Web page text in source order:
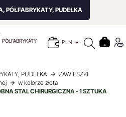
PÓŁFABRYKATY, PUDEŁKA
PÓŁFABRYKATY PLN
PUDEŁKA
ZAWIESZKI
w kolorze złota
STAL CHIRURGICZNA - 1 SZTUKA